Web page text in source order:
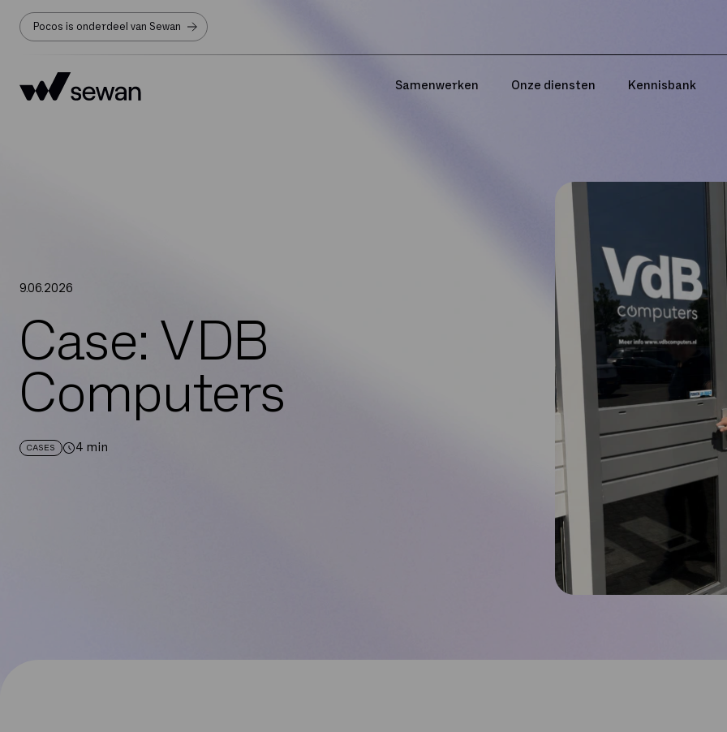
Pocos is onderdeel van Sewan
Samenwerken Onze diensten Kennisbank
9.06.2026
Case: VDB
Computers
CASES 4 min